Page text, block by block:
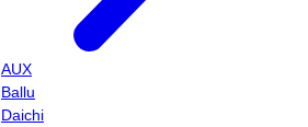
AUX
Ballu
Daichi